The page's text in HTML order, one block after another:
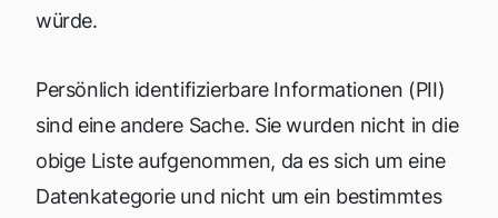
würde.
Persönlich identifizierbare Informationen (PII)
sind eine andere Sache. Sie wurden nicht in die
obige Liste aufgenommen, da es sich um eine
Datenkategorie und nicht um ein bestimmtes